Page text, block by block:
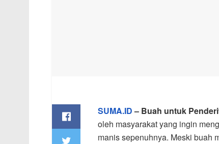
SUMA.ID– Buah untuk
oleh masyarakat yang ingin
manis sepenuhnya. Meski buah